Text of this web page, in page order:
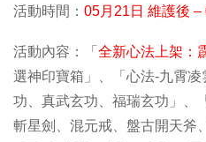
活動時間： 05月21日 維護後
活動內容：「 全新心法上架：
選神印寶箱」、「心法-九霄
功、真武玄功、福瑞玄功」、
斬星劍、混元戒、盤古開天斧